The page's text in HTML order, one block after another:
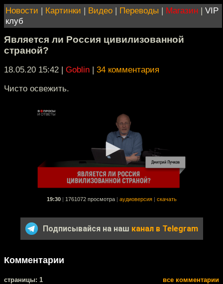
Новости | Картинки | Видео | Переводы | Магазин | VIP
клуб
Является ли Россия цивилизованной
страной?
18.05.20 15:42 | Goblin | 34 комментария
Чисто освежить.
19:30 1761072 просмотра аудиоверсия скачать
Подписывайся на наш канал в Telegram
Комментарии
cтраницы: 1 все комментарии